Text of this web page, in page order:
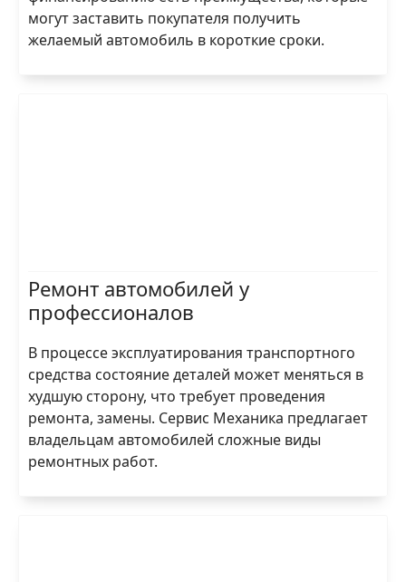
могут заставить покупателя получить
желаемый автомобиль в короткие сроки.
Ремонт автомобилей у
профессионалов
В процессе эксплуатирования транспортного
средства состояние деталей может меняться в
худшую сторону, что требует проведения
ремонта, замены. Сервис Механика предлагает
владельцам автомобилей сложные виды
ремонтных работ.